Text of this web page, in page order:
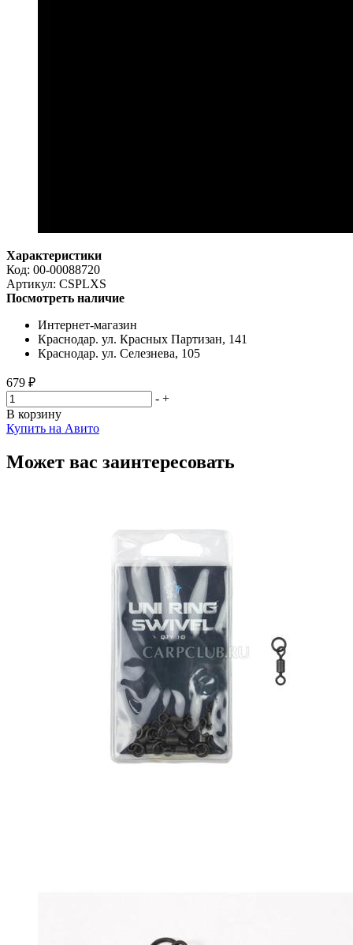
Характеристики
Код: 00-00088720
Артикул: CSPLXS
Посмотреть наличие
Интернет-магазин
Краснодар. ул. Красных Партизан, 141
Краснодар. ул. Селезнева, 105
679 ₽
- +
В корзину
Купить на Авито
Может вас заинтересовать